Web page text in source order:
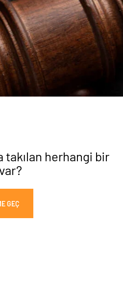
takılan herhangi bir
GEÇ